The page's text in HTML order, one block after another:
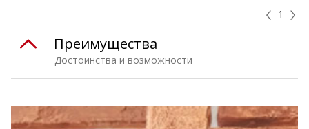
1
Достоинства и возможности
Преимущества